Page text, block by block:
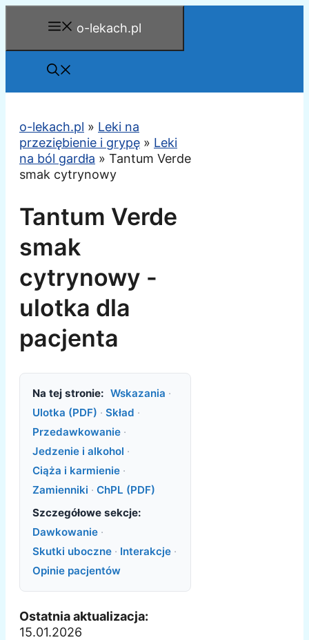
o-lekach.pl
o-lekach.pl » Leki na
przeziębienie i grypę » Leki
na ból gardła » Tantum Verde
smak cytrynowy
Tantum Verde
smak
cytrynowy -
ulotka dla
pacjenta
Na tej stronie: Wskazania ·
Ulotka (PDF) · Skład ·
Przedawkowanie ·
Jedzenie i alkohol ·
Ciąża i karmienie ·
Zamienniki · ChPL (PDF)
Szczegółowe sekcje:
Dawkowanie ·
Skutki uboczne · Interakcje ·
Opinie pacjentów
Ostatnia aktualizacja:
15.01.2026